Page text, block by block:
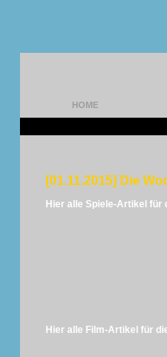
HOME
[01.11.2015] Die
Hier alle Spiele-Artikel für
Hier alle Film-Artikel für